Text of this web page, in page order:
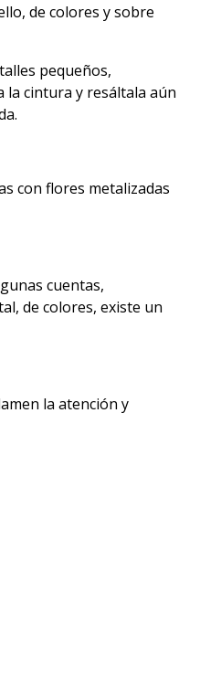
de colores y sobre
pequeños,
la cintura y resáltala aún
con flores metalizadas
cuentas,
de colores, existe un
la atención y